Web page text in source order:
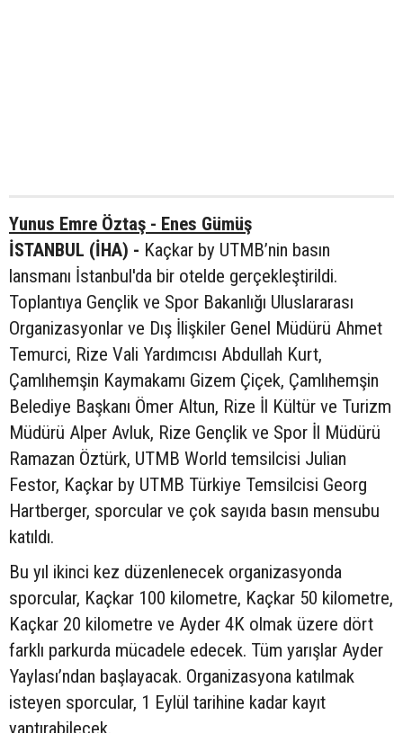
Yunus Emre Öztaş - Enes Gümüş
İSTANBUL (İHA) - Kaçkar by UTMB’nin basın
lansmanı İstanbul'da bir otelde gerçekleştirildi.
Toplantıya Gençlik ve Spor Bakanlığı Uluslararası
Organizasyonlar ve Dış İlişkiler Genel Müdürü Ahmet
Temurci, Rize Vali Yardımcısı Abdullah Kurt,
Çamlıhemşin Kaymakamı Gizem Çiçek, Çamlıhemşin
Belediye Başkanı Ömer Altun, Rize İl Kültür ve Turizm
Müdürü Alper Avluk, Rize Gençlik ve Spor İl Müdürü
Ramazan Öztürk, UTMB World temsilcisi Julian
Festor, Kaçkar by UTMB Türkiye Temsilcisi Georg
Hartberger, sporcular ve çok sayıda basın mensubu
katıldı.
Bu yıl ikinci kez düzenlenecek organizasyonda
sporcular, Kaçkar 100 kilometre, Kaçkar 50 kilometre,
Kaçkar 20 kilometre ve Ayder 4K olmak üzere dört
farklı parkurda mücadele edecek. Tüm yarışlar Ayder
Yaylası’ndan başlayacak. Organizasyona katılmak
isteyen sporcular, 1 Eylül tarihine kadar kayıt
yaptırabilecek.